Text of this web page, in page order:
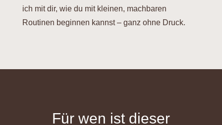
ich mit dir, wie du mit kleinen, machbaren
Routinen beginnen kannst – ganz ohne Druck.
Für wen ist dieser